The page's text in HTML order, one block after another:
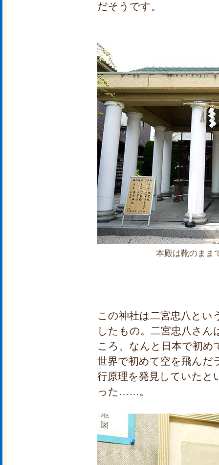
だそうです。
本殿は靴のまま
この神社は二宮忠八とい
したもの。二宮忠八さ
ころ、なんと日本で初め
世界で初めて空を飛んだ
行原理を発見していたと
った……。